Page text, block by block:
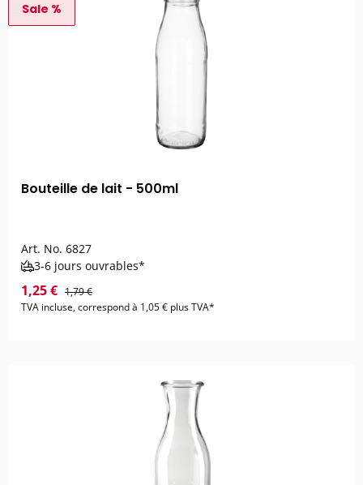
Sale %
Bouteille de lait - 500ml
Art. No. 6827
3-6 jours ouvrables*
1,25 € 1,79 €
TVA incluse, correspond à 1,05 € plus TVA*